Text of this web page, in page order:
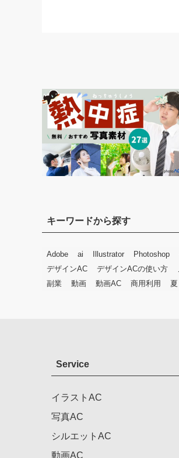
キーワードから探す
Adobe ai Illustrator Photoshop
デザインAC
デザインACの使い方
副業
動画 動画AC 商用利用 夏
Service
イラストAC
写真AC
シルエットAC
動画AC